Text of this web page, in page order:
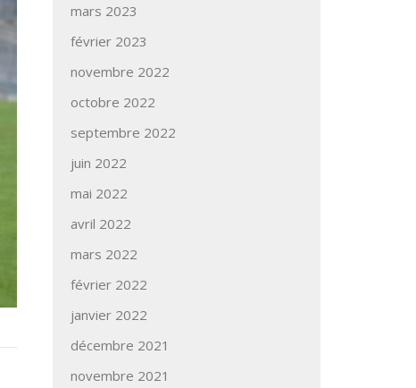
mars 2023
février 2023
novembre 2022
octobre 2022
septembre 2022
juin 2022
mai 2022
avril 2022
mars 2022
février 2022
janvier 2022
décembre 2021
novembre 2021